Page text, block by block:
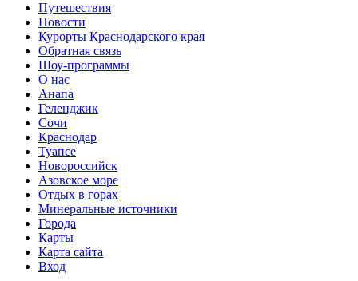
Путешествия
Новости
Курорты Краснодарского края
Обратная связь
Шоу-программы
О нас
Анапа
Геленджик
Сочи
Краснодар
Туапсе
Новороссийск
Азовское море
Отдых в горах
Минеральные источники
Города
Карты
Карта сайта
Вход